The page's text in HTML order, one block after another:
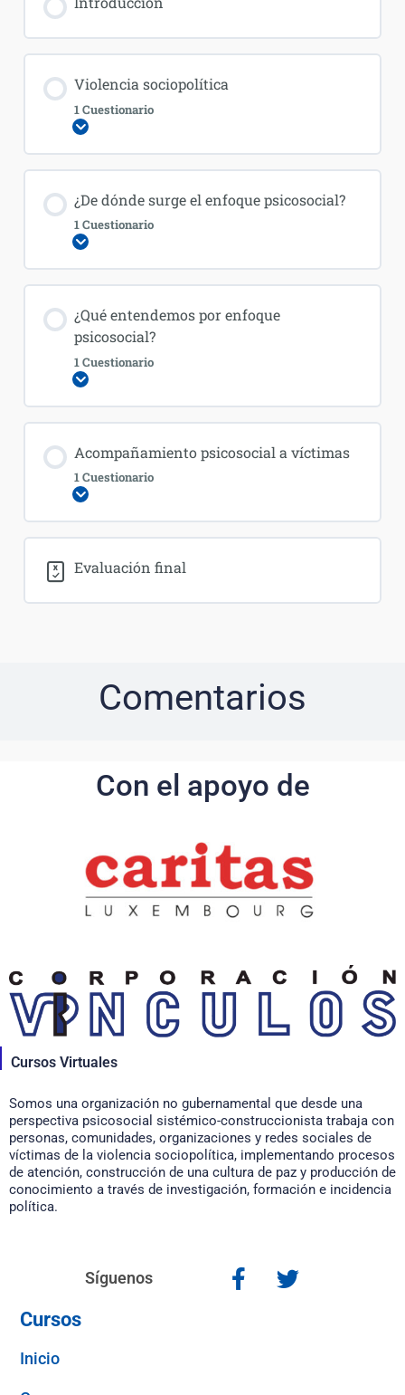
Violencia sociopolítica
1 Cuestionario
¿De dónde surge el enfoque psicosocial?
1 Cuestionario
¿Qué entendemos por enfoque
psicosocial?
1 Cuestionario
Acompañamiento psicosocial a víctimas
1 Cuestionario
Evaluación final
Comentarios
Con el apoyo de
Cursos Virtuales
Somos una organización no gubernamental que desde una
perspectiva psicosocial sistémico-construccionista trabaja con
personas, comunidades, organizaciones y redes sociales de
víctimas de la violencia sociopolítica, implementando procesos
de atención, construcción de una cultura de paz y producción de
conocimiento a través de investigación, formación e incidencia
política.
Síguenos
Cursos
Inicio